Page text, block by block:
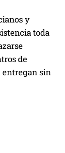
y
toda
de
entregan sin